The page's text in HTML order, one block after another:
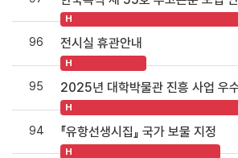
H
96 전시실 휴관안내
H
95 2025년 대학박물관 진흥 사업 우
H
94 『유항선생시집』 국가 보물 지정
H